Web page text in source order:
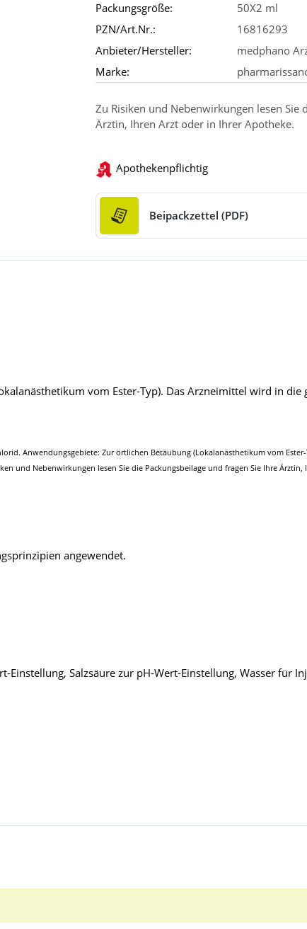
Packungsgröße:
50X2 ml
PZN/Art.Nr.:
16816293
Anbieter/Hersteller:
medphano
Marke:
Zu Risiken und Nebenwirkungen lesen Sie
Ärztin, Ihren Arzt oder in Ihrer Apotheke.
Apothekenpflichtig
Beipackzettel (PDF)
vom Ester-Typ). Das Arzneimittel wird in
Anwendungsgebiete: Zur örtlichen Betäubung (Lokalanästhetikum vom
und Nebenwirkungen lesen Sie die Packungsbeilage und fragen Sie Ihre
angewendet.
Salzsäure zur pH-Wert-Einstellung, Wasser für